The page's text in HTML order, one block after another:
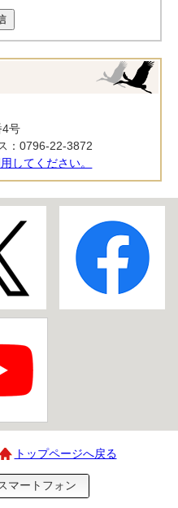
号
：0796-22-3872
してください。
トップページへ戻る
マートフォン